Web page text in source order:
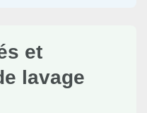
et
lavage